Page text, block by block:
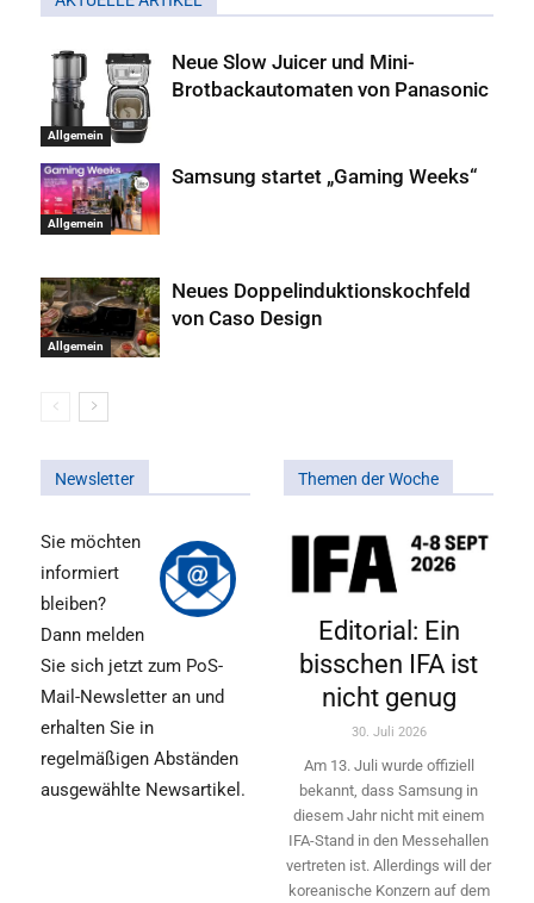
Allgemein
Neue Slow Juicer und Mini-
Brotbackautomaten von Panasonic
Allgemein
Samsung startet „Gaming Weeks“
Allgemein
Neues Doppelinduktionskochfeld
von Caso Design
Newsletter
Sie möchten
informiert
bleiben?
Dann melden
Sie sich jetzt zum PoS-
Mail-Newsletter an und
erhalten Sie in
regelmäßigen Abständen
ausgewählte Newsartikel.
Themen der Woche
Editorial: Ein
bisschen IFA ist
nicht genug
30. Juli 2026
Am 13. Juli wurde offiziell
bekannt, dass Samsung in
diesem Jahr nicht mit einem
IFA-Stand in den Messehallen
vertreten ist. Allerdings will ­der
koreanische Konzern auf dem